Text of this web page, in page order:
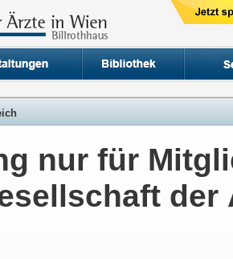
nur für
der